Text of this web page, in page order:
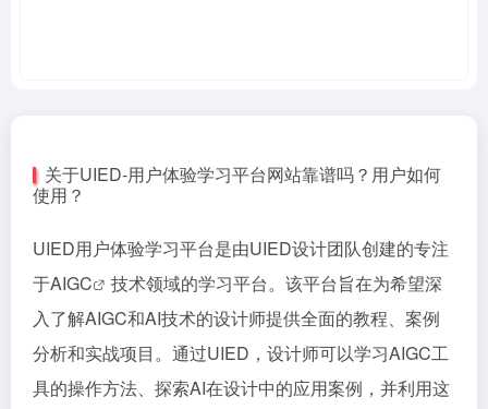
关于UIED-用户体验学习平台网站靠谱吗？用户如何
使用？
UIED用户体验学习平台是由UIED设计团队创建的专注
于AIGC
技术领域的学习平台。该平台旨在为希望深
入了解AIGC和AI技术的设计师提供全面的教程、案例
分析和实战项目。通过UIED，设计师可以学习AIGC工
具的操作方法、探索AI在设计中的应用案例，并利用这